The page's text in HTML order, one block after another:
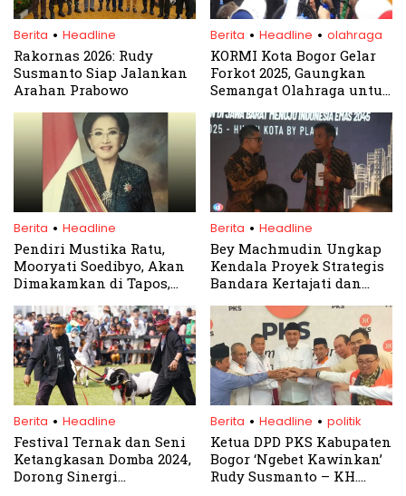
Berita . Headline
Rakornas 2026: Rudy
Susmanto Siap Jalankan
Arahan Prabowo
Berita . Headline . olahraga
KORMI Kota Bogor Gelar
Forkot 2025, Gaungkan
Semangat Olahraga untuk
Berita . Headline
Pendiri Mustika Ratu,
Mooryati Soedibyo, Akan
Dimakamkan di Tapos,
Berita . Headline
Bey Machmudin Ungkap
Kendala Proyek Strategis
Bandara Kertajati dan
Berita . Headline
Festival Ternak dan Seni
Ketangkasan Domba 2024,
Dorong Sinergi
Berita . Headline . politik
Ketua DPD PKS Kabupaten
Bogor ‘Ngebet Kawinkan’
Rudy Susmanto – KH.